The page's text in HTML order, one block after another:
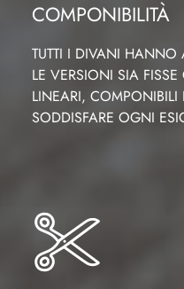
COMPONIBILITÀ
TUTTI I DIVANI HANNO
LE VERSIONI SIA
LINEARI,
SODDISFARE OGNI